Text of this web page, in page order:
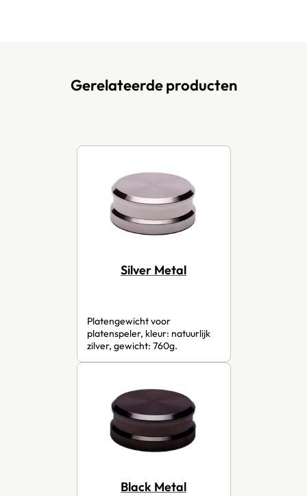
Gerelateerde producten
Silver Metal
Platengewicht voor
platenspeler, kleur: natuurlijk
zilver, gewicht: 760g.
Black Metal